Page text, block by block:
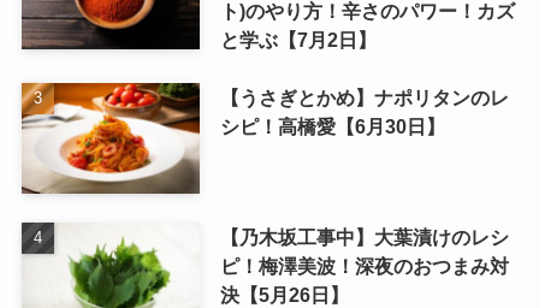
ト)のやり方！辛さのパワー！カズ
と学ぶ【7月2日】
【うさぎとかめ】ナポリタンのレ
シピ！高橋愛【6月30日】
【乃木坂工事中】大葉漬けのレシ
ピ！梅澤美波！深夜のおつまみ対
決【5月26日】